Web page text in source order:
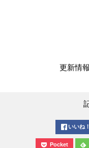
更新情
いいね！
Pocket